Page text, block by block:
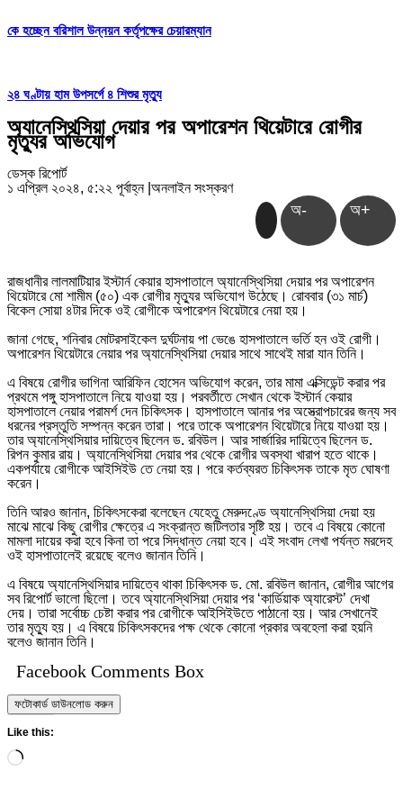
কে হচ্ছেন বরিশাল উন্নয়ন কর্তৃপক্ষের চেয়ারম্যান
২৪ ঘণ্টায় হাম উপসর্গে ৪ শিশুর মৃত্যু
অ্যানেস্থিসিয়া দেয়ার পর অপারেশন থিয়েটারে রোগীর
মৃত্যুর অভিযোগ
ডেস্ক রিপোর্ট
১ এপ্রিল ২০২৪, ৫:২২ পূর্বাহ্ন অনলাইন সংস্করণ
অ- অ+
রাজধানীর লালমাটিয়ার ইস্টার্ন কেয়ার হাসপাতালে অ্যানেস্থিসিয়া দেয়ার পর অপারেশন
থিয়েটারে মো শামীম (৫০) এক রোগীর মৃত্যুর অভিযোগ উঠেছে। রোববার (৩১ মার্চ)
বিকেল সোয়া ৪টার দিকে ওই রোগীকে অপারেশন থিয়েটারে নেয়া হয়।
জানা গেছে, শনিবার মোটরসাইকেল দুর্ঘটনায় পা ভেঙে হাসপাতালে ভর্তি হন ওই রোগী।
অপারেশন থিয়েটারে নেয়ার পর অ্যানেস্থিসিয়া দেয়ার সাথে সাথেই মারা যান তিনি।
এ বিষয়ে রোগীর ভাগিনা আরিফিন হোসেন অভিযোগ করেন, তার মামা এক্সিডেন্ট করার পর
প্রথমে পঙ্গু হাসপাতালে নিয়ে যাওয়া হয়। পরবর্তীতে সেখান থেকে ইস্টার্ন কেয়ার
হাসপাতালে নেয়ার পরামর্শ দেন চিকিৎসক। হাসপাতালে আনার পর অস্ত্রোপচারের জন্য সব
ধরনের প্রস্তুতি সম্পন্ন করেন তারা। পরে তাকে অপারেশন থিয়েটারে নিয়ে যাওয়া হয়।
তার অ্যানেস্থিসিয়ার দায়িত্বে ছিলেন ড. রবিউল। আর সার্জারির দায়িত্বে ছিলেন ড.
রিপন কুমার রায়। অ্যানেস্থিসিয়া দেয়ার পর থেকে রোগীর অবস্থা খারাপ হতে থাকে।
একপর্যায়ে রোগীকে আইসিইউ তে নেয়া হয়। পরে কর্তব্যরত চিকিৎসক তাকে মৃত ঘোষণা
করেন।
তিনি আরও জানান, চিকিৎসকেরা বলেছেন যেহেতু মেরুদণ্ডে অ্যানেস্থিসিয়া দেয়া হয়
মাঝে মাঝে কিছু রোগীর ক্ষেত্রে এ সংক্রান্ত জটিলতার সৃষ্টি হয়। তবে এ বিষয়ে কোনো
মামলা দায়ের করা হবে কিনা তা পরে সিদ্ধান্ত নেয়া হবে। এই সংবাদ লেখা পর্যন্ত মরদেহ
ওই হাসপাতালেই রয়েছে বলেও জানান তিনি।
এ বিষয়ে অ্যানেস্থিসিয়ার দায়িত্বে থাকা চিকিৎসক ড. মো. রবিউল জানান, রোগীর আগের
সব রিপোর্ট ভালো ছিলো। তবে অ্যানেস্থিসিয়া দেয়ার পর ‘কার্ডিয়াক অ্যারেস্ট’ দেখা
দেয়। তারা সর্বোচ্চ চেষ্টা করার পর রোগীকে আইসিইউতে পাঠানো হয়। আর সেখানেই
তার মৃত্যু হয়। এ বিষয়ে চিকিৎসকদের পক্ষ থেকে কোনো প্রকার অবহেলা করা হয়নি
বলেও জানান তিনি।
Facebook Comments Box
ফটোকার্ড ডাউনলোড করুন
Like this:
Loading…